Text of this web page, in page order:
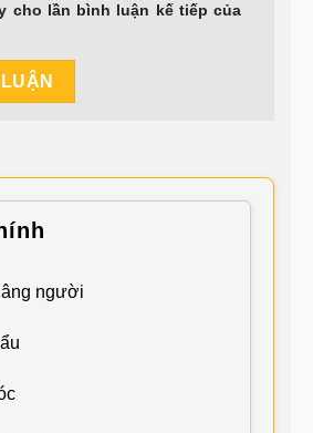
cho lần bình luận kế tiếp của
người